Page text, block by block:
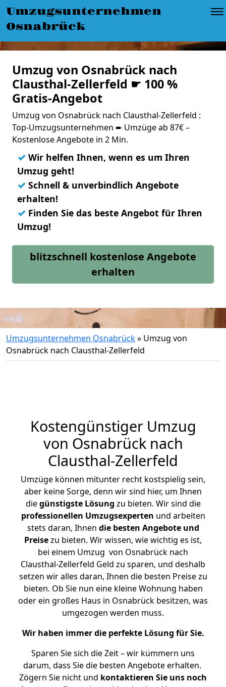
Umzugsunternehmen
Osnabrück
Umzug von Osnabrück nach
Clausthal-Zellerfeld ☛ 100 %
Gratis-Angebot
Umzug von Osnabrück nach Clausthal-Zellerfeld :
Top-Umzugsunternehmen ➨ Umzüge ab 87€ –
Kostenlose Angebote in 2 Min.
✓ Wir helfen Ihnen, wenn es um Ihren
Umzug geht!
✓ Schnell & unverbindlich Angebote
erhalten!
✓ Finden Sie das beste Angebot für Ihren
Umzug!
blitzschnell kostenlose Angebote
erhalten
Umzugsunternehmen Osnabrück» Umzug von
Osnabrück nach Clausthal-Zellerfeld
Kostengünstiger Umzug
von Osnabrück nach
Clausthal-Zellerfeld
Umzüge können mitunter recht kostspielig sein,
aber keine Sorge, denn wir sind hier, um Ihnen
diegünstigste Lösung zu bieten. Wir sind die
professionellen Umzugsexperten und arbeiten
stets daran, Ihnen die besten Angebote und
Preisezu bieten. Wir wissen, wie wichtig es ist,
bei einem Umzug von Osnabrück nach
Clausthal-Zellerfeld Geld zu sparen, und deshalb
setzen wir alles daran, Ihnen die besten Preise zu
bieten. Ob Sie nun eine kleine Wohnung haben
oder ein großes Haus in Osnabrück besitzen, was
umgezogen werden muss.
Wir haben immer die perfekte Lösung für Sie.
Sparen Sie sich die Zeit – wir kümmern uns
darum, dass Sie die besten Angebote erhalten.
Zögern Sie nicht und kontaktieren Sie uns noch